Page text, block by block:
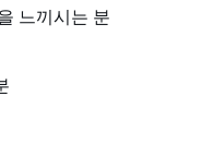
느끼시는 분